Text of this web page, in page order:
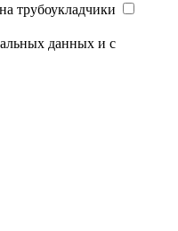
трубоукладчики
данных и с